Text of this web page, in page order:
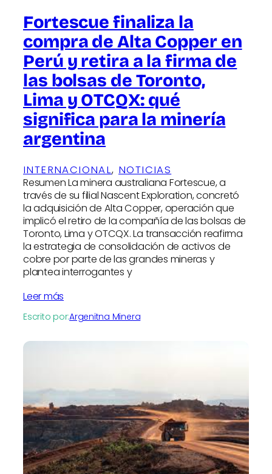
Fortescue finaliza la
compra de Alta Copper en
Perú y retira a la firma de
las bolsas de Toronto,
Lima y OTCQX: qué
significa para la minería
argentina
INTERNACIONAL, NOTICIAS
Resumen La minera australiana Fortescue, a
través de su filial Nascent Exploration, concretó
la adquisición de Alta Copper, operación que
implicó el retiro de la compañía de las bolsas de
Toronto, Lima y OTCQX. La transacción reafirma
la estrategia de consolidación de activos de
cobre por parte de las grandes mineras y
plantea interrogantes y
Leer más
Escrito por:Argenitna Minera